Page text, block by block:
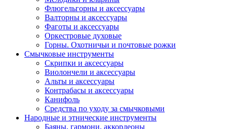
Флюгельгорны и аксессуары
Валторны и аксессуары
Фаготы и аксессуары
Оркестровые духовые
Горны. Охотничьи и почтовые рожки
Смычковые инструменты
Скрипки и аксессуары
Виолончели и аксессуары
Альты и аксессуары
Контрабасы и аксессуары
Канифоль
Средства по уходу за смычковыми
Народные и этнические инструменты
Баяны, гармони, аккордеоны